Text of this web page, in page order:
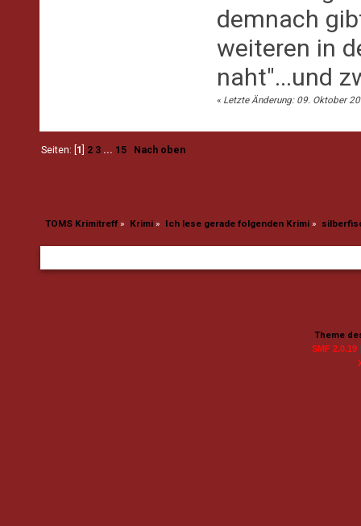
demnach
weiteren in
naht"...und
« Letzte Änderung: 09. Oktober
Seiten: [ 1 2 3 ... 15 Nach oben
TOMS Krimitreff» Krimi» Ich lese gerade folgenden Krimi»
Theme
SMF 2.0.19